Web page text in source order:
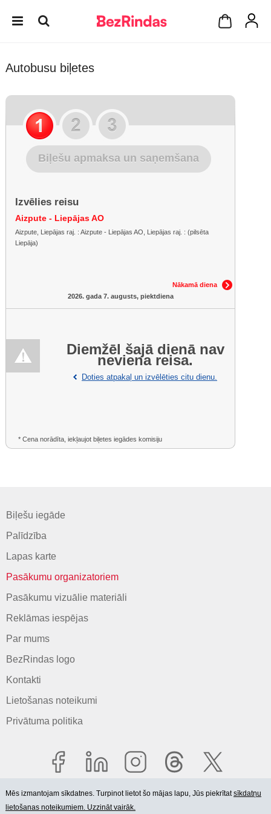
Autobusu biļetes
Biļešu apmaksa un saņemšana
Izvēlies reisu
Aizpute - Liepājas AO
Aizpute, Liepājas raj. : Aizpute - Liepājas AO, Liepājas raj. : (pilsēta
Liepāja)
Nākamā diena
2026. gada 7. augusts, piektdiena
Diemžēl šajā dienā nav
neviena reisa.
Doties atpakaļ un izvēlēties citu dienu.
* Cena norādīta, iekļaujot biļetes iegādes komisiju
Biļešu iegāde
Palīdzība
Lapas karte
Pasākumu organizatoriem
Pasākumu vizuālie materiāli
Reklāmas iespējas
Par mums
BezRindas logo
Kontakti
Lietošanas noteikumi
Privātuma politika
Mēs izmantojam sīkdatnes. Turpinot lietot šo mājas lapu, Jūs piekrītatsīkdatņu
lietošanas noteikumiem. Uzzināt vairāk.